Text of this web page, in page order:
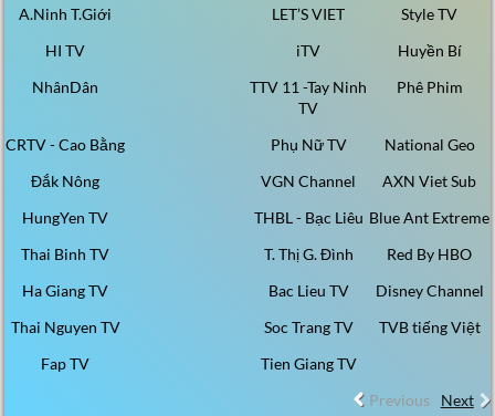
A.Ninh T.Giới LET’S VIET
Style TV
HI TV
iTV
Huyền Bí
NhânDân
TTV 11 -Tay Ninh
TV
Phê Phim
CRTV - Cao Bằng Phụ Nữ TV
National Geo
Đắk Nông
VGN Channel
AXN Viet Sub
HungYen TV
THBL - Bạc Liêu Blue Ant Extreme
Thai Binh TV
T. Thị G. Đình
Red By HBO
Ha Giang TV
Bac Lieu TV
Disney Channel
Thai Nguyen TV
Soc Trang TV
TVB tiếng Việt
Fap TV
Tien Giang TV
Previous
Next